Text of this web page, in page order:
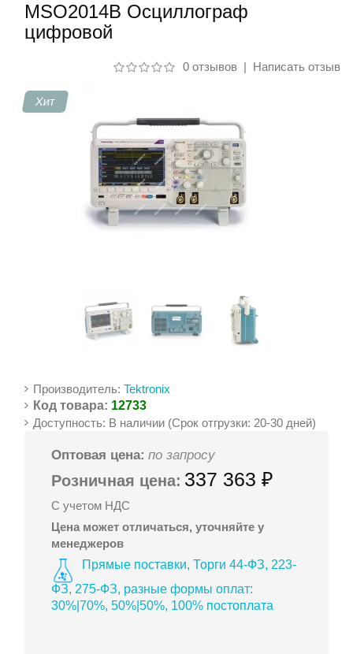
работы
MSO2014B Осциллограф
цифровой
0 отзывов| Написать отзыв
Хит
Производитель:Tektronix
Код товара: 12733
Доступность: В наличии (Срок отгрузки: 20-30 дней)
Оптовая цена: по запросу
Розничная цена: 337 363 ₽
С учетом НДС
Цена может отличаться, уточняйте у
менеджеров
Прямые поставки, Торги 44-ФЗ, 223-
ФЗ, 275-ФЗ, разные формы оплат:
30%|70%, 50%|50%, 100% постоплата